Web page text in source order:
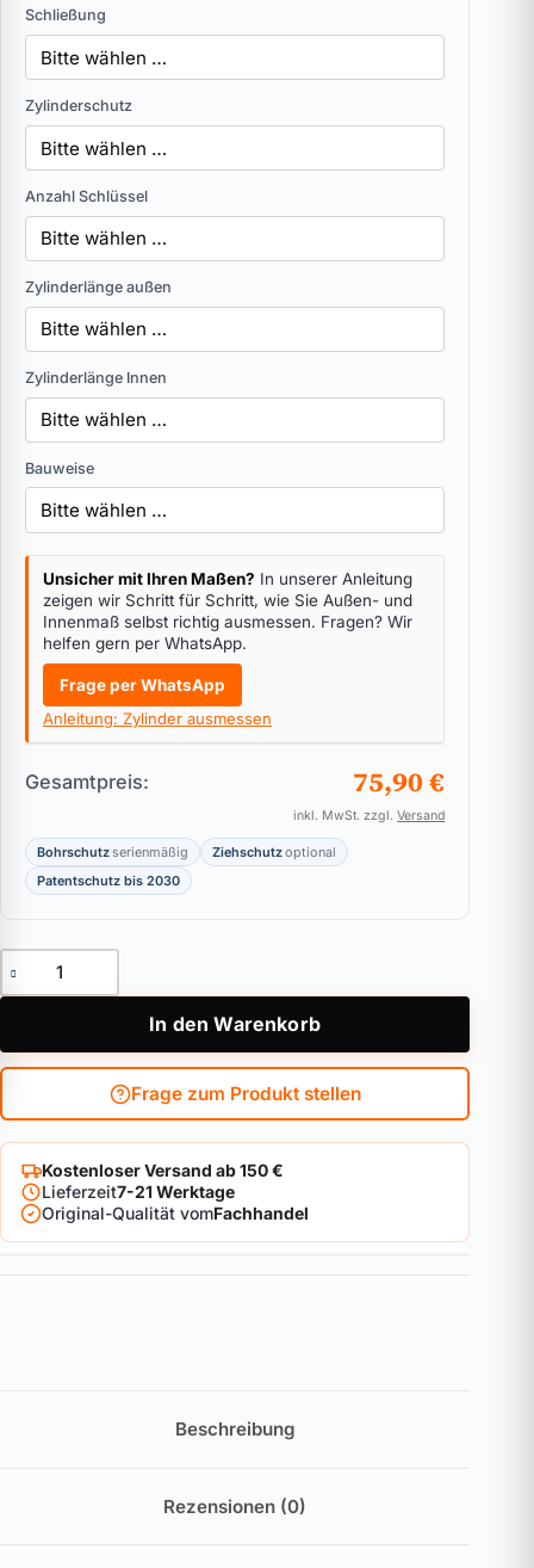
Schließung
Zylinderschutz
Anzahl Schlüssel
Zylinderlänge außen
Zylinderlänge Innen
Bauweise
Unsicher mit Ihren Maßen? In unserer Anleitung
zeigen wir Schritt für Schritt, wie Sie Außen- und
Innenmaß selbst richtig ausmessen. Fragen? Wir
helfen gern per WhatsApp.
Frage per WhatsApp
Anleitung: Zylinder ausmessen
Gesamtpreis: 75,90 €
inkl. MwSt. zzgl.Versand
Bohrschutzserienmäßig Ziehschutzoptional
Patentschutz bis 2030
Knaufzylinder ABUS Bravus.2000 Menge
In den Warenkorb
Frage zum Produkt stellen
Kostenloser Versand ab 150 €
Lieferzeit7-21 Werktage
Original-Qualität vomFachhandel
Beschreibung
Rezensionen (0)